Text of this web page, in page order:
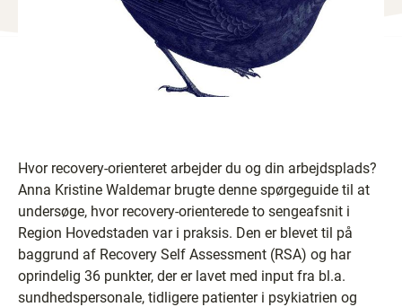
Hvor recovery-orienteret arbejder du og din arbejdsplads?
Anna Kristine Waldemar brugte denne spørgeguide til at
undersøge, hvor recovery-orienterede to sengeafsnit i
Region Hovedstaden var i praksis. Den er blevet til på
baggrund af Recovery Self Assessment (RSA) og har
oprindelig 36 punkter, der er lavet med input fra bl.a.
sundhedspersonale, tidligere patienter i psykiatrien og